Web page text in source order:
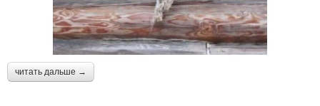
читать дальше →